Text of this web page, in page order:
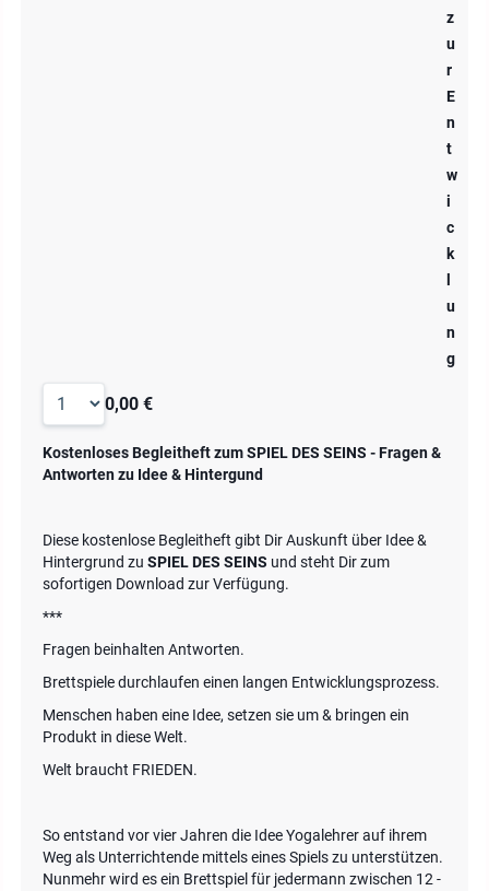
z
u
r
E
n
t
w
i
c
k
u
n
g
0,00 €
Kostenloses Begleitheft zum SPIEL DES SEINS - Fragen &
Antworten zu Idee & Hintergund
Diese kostenlose Begleitheft gibt Dir Auskunft über Idee &
Hintergrund zu SPIEL DES SEINS und steht Dir zum
sofortigen Download zur Verfügung.
***
Fragen beinhalten Antworten.
Brettspiele durchlaufen einen langen Entwicklungsprozess.
Menschen haben eine Idee, setzen sie um & bringen ein
Produkt in diese Welt.
Welt braucht FRIEDEN.
So entstand vor vier Jahren die Idee Yogalehrer auf ihrem
Weg als Unterrichtende mittels eines Spiels zu unterstützen.
Nunmehr wird es ein Brettspiel für jedermann zwischen 12 -